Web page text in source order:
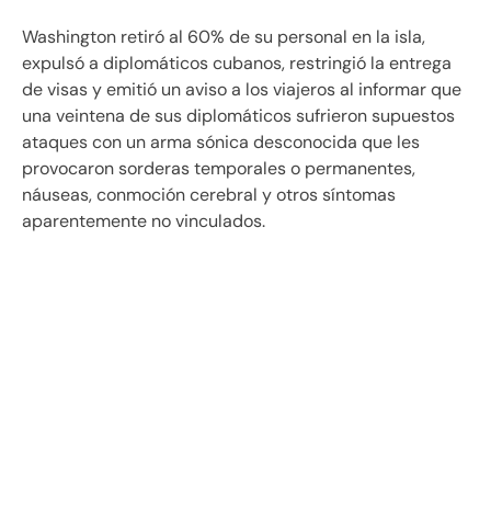
Washington retiró al 60% de su personal en la isla,
expulsó a diplomáticos cubanos, restringió la entrega
de visas y emitió un aviso a los viajeros al informar que
una veintena de sus diplomáticos sufrieron supuestos
ataques con un arma sónica desconocida que les
provocaron sorderas temporales o permanentes,
náuseas, conmoción cerebral y otros síntomas
aparentemente no vinculados.